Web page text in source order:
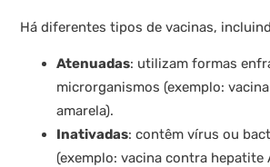
Há diferentes tipos de vacinas,
Atenuadas: utilizam formas
microrganismos (exemplo:
amarela).
Inativadas: contêm vírus ou
(exemplo: vacina contra hepatite